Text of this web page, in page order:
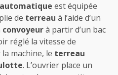
est équipée
de terreau à l’aide d’un
convoyeurà partir d’un bac
réglé la vitesse de
machine, le terreau
. L’ouvrier place un